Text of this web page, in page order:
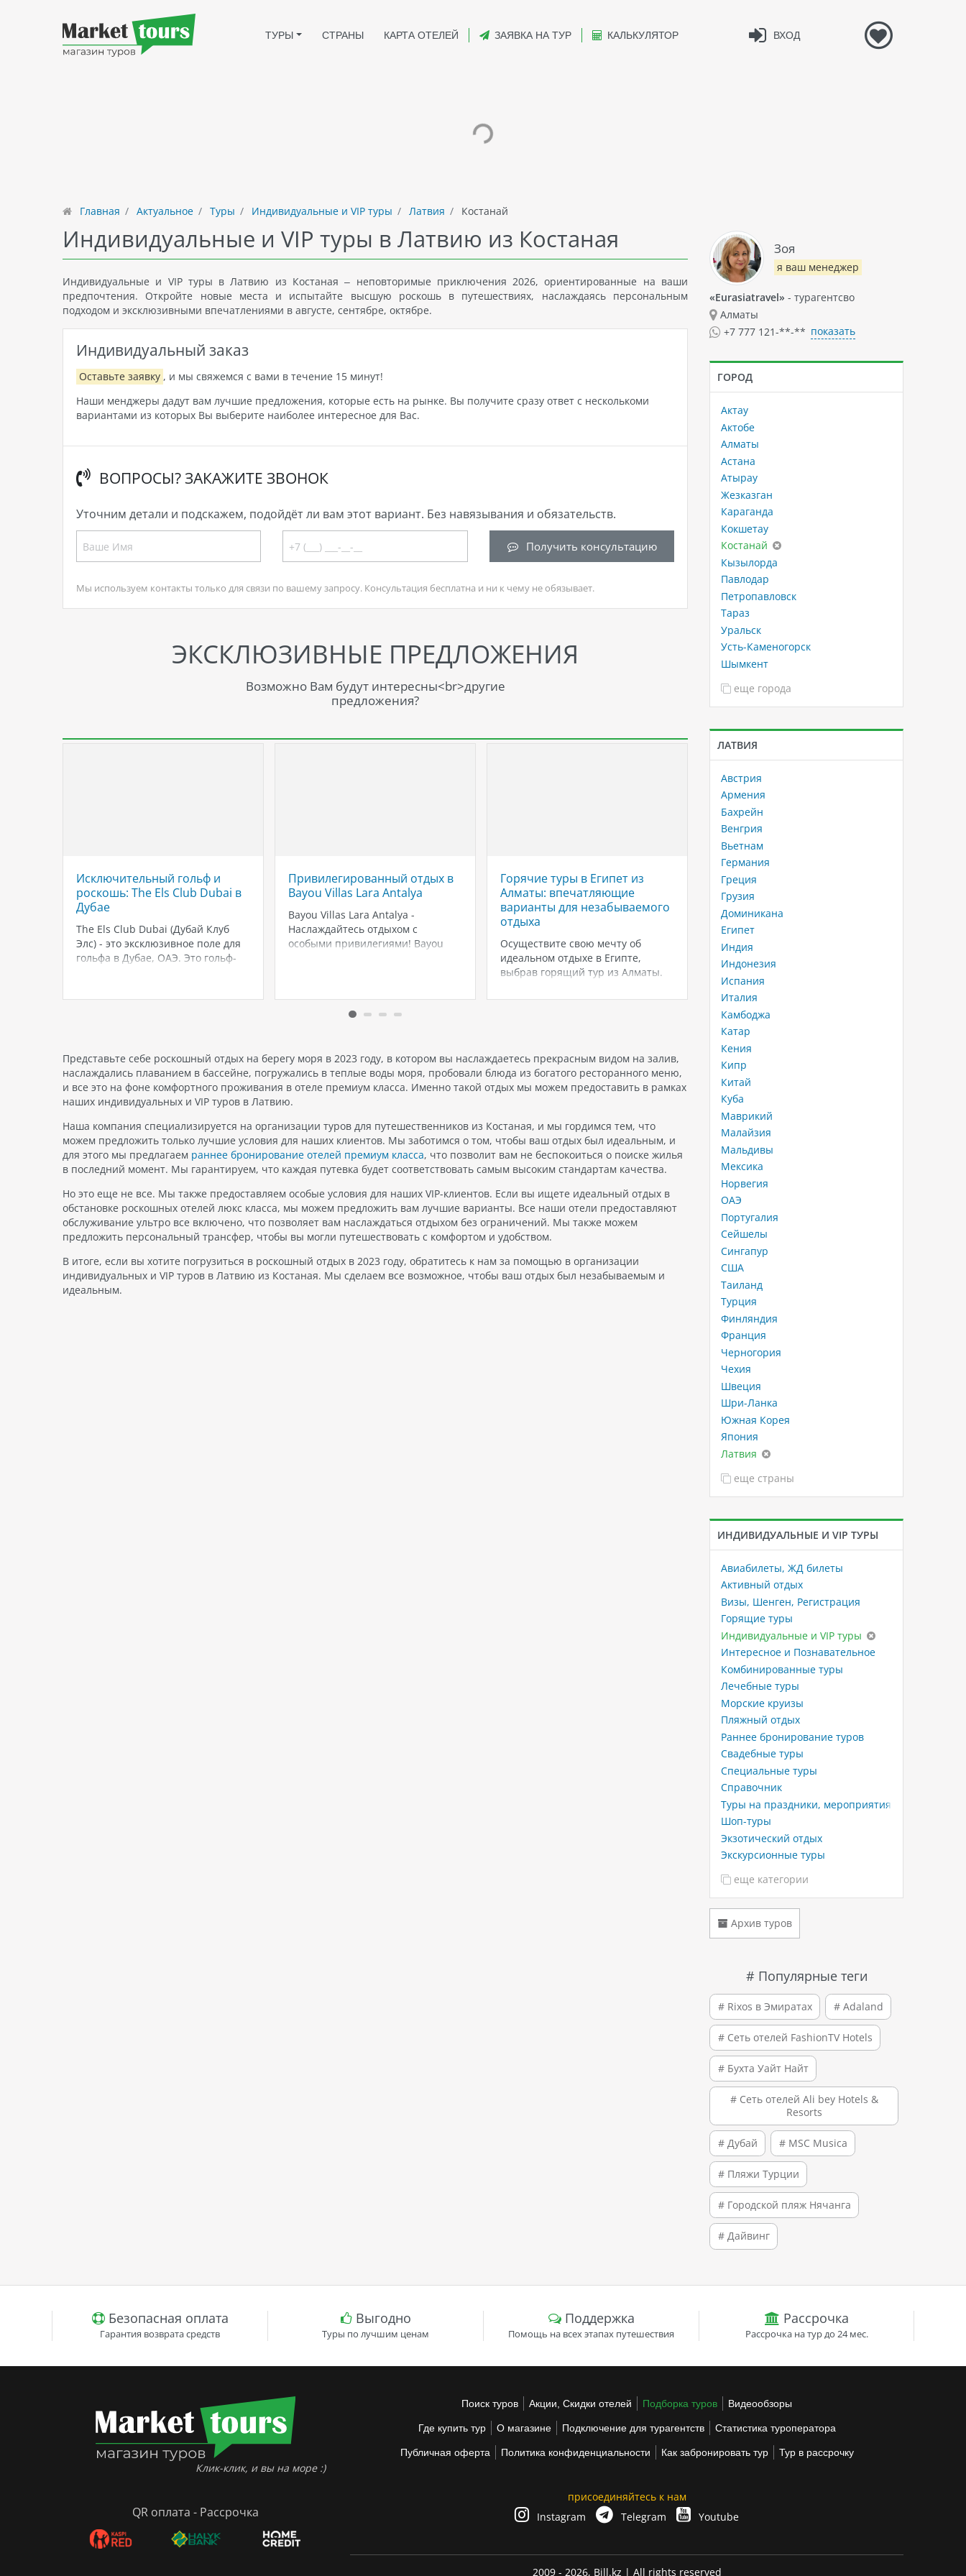
ВХОД
ТУРЫ СТРАНЫ КАРТА ОТЕЛЕЙ ЗАЯВКА НА ТУР КАЛЬКУЛЯТОР
Главная Актуальное Туры Индивидуальные и VIP туры Латвия Костанай
Индивидуальные и VIP туры в Латвию из Костаная
Индивидуальные и VIP туры в Латвию из Костаная – неповторимые приключения 2026, ориентированные на ваши
предпочтения. Откройте новые места и испытайте высшую роскошь в путешествиях, наслаждаясь персональным
подходом и эксклюзивными впечатлениями в августе, сентябре, октябре.
Индивидуальный заказ
Оставьте заявку , и мы свяжемся с вами в течение 15 минут!
Наши менджеры дадут вам лучшие предложения, которые есть на рынке. Вы получите сразу ответ с несколькоми
вариантами из которых Вы выберите наиболее интересное для Вас.
ВОПРОСЫ? ЗАКАЖИТЕ ЗВОНОК
Уточним детали и подскажем, подойдёт ли вам этот вариант. Без навязывания и обязательств.
Получить консультацию
Мы используем контакты только для связи по вашему запросу. Консультация бесплатна и ни к чему не обязывает.
ЭКСКЛЮЗИВНЫЕ ПРЕДЛОЖЕНИЯ
Возможно Вам будут интересны<br>другие
предложения?
Исключительный гольф и
роскошь: The Els Club Dubai в
Дубае
The Els Club Dubai (Дубай Клуб
Элс) - это эксклюзивное поле для
гольфа в Дубае, ОАЭ. Это гольф-
Эрни Элсом, известным также как
Привилегированный отдых в
Bayou Villas Lara Antalya
Bayou Villas Lara Antalya -
Наслаждайтесь отдыхом с
особыми привилегиями! Bayou
высококачественные, стильные и
роскошные услуги. Эти виллы
предоставить вам
незабываемый…
Горячие туры в Египет из
Алматы: впечатляющие
варианты для незабываемого
отдыха
Осуществите свою мечту об
идеальном отдыхе в Египте,
выбрав горящий тур из Алматы.
обеспечат вам незабываемый
достопримечательностей,
которые необходимо увидеть хотя
бы раз в жизни. Независимо от…
Круизный лайнер - MSC
Sinfonia
MSC Sinfonia является одним из
самых известных и роскошных
лайнеров компании MSC Cruises,
класса MSC Lirica. Он был
построен в 2002 году и полностью
обновлен в 2015 году, что
позволило ему соответствовать
самым высоким стандартам
качества и комфорта. Данный
лайнер…
Представьте себе роскошный отдых на берегу моря в 2023 году, в котором вы наслаждаетесь прекрасным видом на залив,
наслаждались плаванием в бассейне, погружались в теплые воды моря, пробовали блюда из богатого ресторанного меню,
и все это на фоне комфортного проживания в отеле премиум класса. Именно такой отдых мы можем предоставить в рамках
наших индивидуальных и VIP туров в Латвию.
Наша компания специализируется на организации туров для путешественников из Костаная, и мы гордимся тем, что
можем предложить только лучшие условия для наших клиентов. Мы заботимся о том, чтобы ваш отдых был идеальным, и
для этого мы предлагаем раннее бронирование отелей премиум класса, что позволит вам не беспокоиться о поиске жилья
в последний момент. Мы гарантируем, что каждая путевка будет соответствовать самым высоким стандартам качества.
Но это еще не все. Мы также предоставляем особые условия для наших VIP-клиентов. Если вы ищете идеальный отдых в
обстановке роскошных отелей люкс класса, мы можем предложить вам лучшие варианты. Все наши отели предоставляют
обслуживание ультро все включено, что позволяет вам наслаждаться отдыхом без ограничений. Мы также можем
предложить персональный трансфер, чтобы вы могли путешествовать с комфортом и удобством.
В итоге, если вы хотите погрузиться в роскошный отдых в 2023 году, обратитесь к нам за помощью в организации
индивидуальных и VIP туров в Латвию из Костаная. Мы сделаем все возможное, чтобы ваш отдых был незабываемым и
идеальным.
Зоя
я ваш менеджер
«Eurasiatravel» - турагентсво
Алматы
+7 777 121-**-** показать
ГОРОД
Актау
Актобе
Алматы
Астана
Атырау
Жезказган
Караганда
Кокшетау
Костанай
Кызылорда
Павлодар
Петропавловск
Тараз
Уральск
Усть-Каменогорск
Шымкент
еще города
ЛАТВИЯ
Австрия
Армения
Бахрейн
Венгрия
Вьетнам
Германия
Греция
Грузия
Доминикана
Египет
Индия
Индонезия
Испания
Италия
Камбоджа
Катар
Кения
Кипр
Китай
Куба
Маврикий
Малайзия
Мальдивы
Мексика
Норвегия
ОАЭ
Португалия
Сейшелы
Сингапур
США
Таиланд
Турция
Финляндия
Франция
Черногория
Чехия
Швеция
Шри-Ланка
Южная Корея
Япония
Латвия
еще страны
ИНДИВИДУАЛЬНЫЕ И VIP ТУРЫ
Авиабилеты, ЖД билеты
Активный отдых
Визы, Шенген, Регистрация
Горящие туры
Индивидуальные и VIP туры
Интересное и Познавательное
Комбинированные туры
Лечебные туры
Морские круизы
Пляжный отдых
Раннее бронирование туров
Свадебные туры
Специальные туры
Справочник
Туры на праздники, мероприятия
Шоп-туры
Экзотический отдых
Экскурсионные туры
еще категории
Архив туров
# Популярные теги
# Rixos в Эмиратах # Adaland
# Сеть отелей FashionTV Hotels
# Бухта Уайт Найт
# Сеть отелей Ali bey Hotels &
Resorts
# Дубай # MSC Musica
# Пляжи Турции
# Городской пляж Нячанга
# Дайвинг
Безопасная оплата
Гарантия возврата средств
Выгодно
Туры по лучшим ценам
Поддержка
Помощь на всех этапах путешествия
Рассрочка
Рассрочка на тур до 24 мес.
Клик-клик, и вы на море :)
QR оплата - Рассрочка
Поиск туров Акции, Скидки отелей Подборка туров Видеообзоры
Где купить тур О магазине Подключение для турагентств Статистика туроператора
Публичная оферта Политика конфиденциальности Как забронировать тур Тур в рассрочку
присоединяйтесь к нам
Instagram
Telegram Youtube
2009 - 2026, Bill.kz | All rights reserved